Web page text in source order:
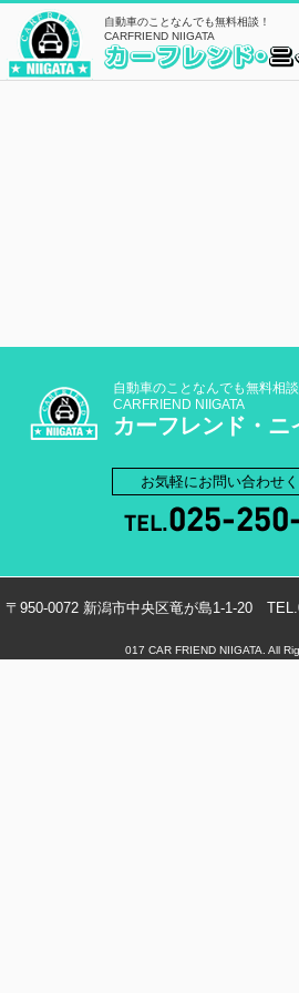
自動車のことなんでも無料相談！
CARFRIEND NIIGATA
自動車のことなんでも無料相談
CARFRIEND NIIGATA
カーフレンド・ニ
お気軽にお問い合わせく
〒950-0072 新潟市中央区竜が島1-1-20
017 CAR FRIEND NIIGATA. All